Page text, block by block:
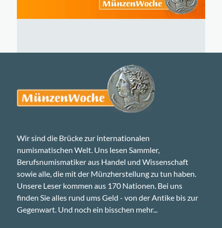
Wir sind die Brücke zur internationalen
numismatischen Welt. Uns lesen Sammler,
Berufsnumismatiker aus Handel und Wissenschaft
sowie alle, die mit der Münzherstellung zu tun haben.
Unsere Leser kommen aus 170 Nationen. Bei uns
finden Sie alles rund ums Geld - von der Antike bis zur
Gegenwart. Und noch ein bisschen mehr...